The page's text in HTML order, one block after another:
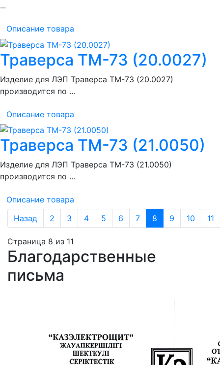
...
Описание товара
Траверса ТМ-73 (20.0027)
Изделие для ЛЭП Траверса ТМ-73 (20.0027)
производится по ...
Описание товара
Траверса ТМ-73 (21.0050)
Изделие для ЛЭП Траверса ТМ-73 (21.0050)
производится по ...
Описание товара
Назад
2 3 4 5 6 7 8 9 10 11
Страница 8 из 11
Благодарственные
письма